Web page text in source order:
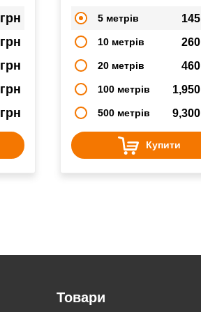
грн
грн
грн
грн
грн
5 метрів 145
10 метрів 260
20 метрів 460
100 метрів 1,950
500 метрів 9,300
Купити
Товари